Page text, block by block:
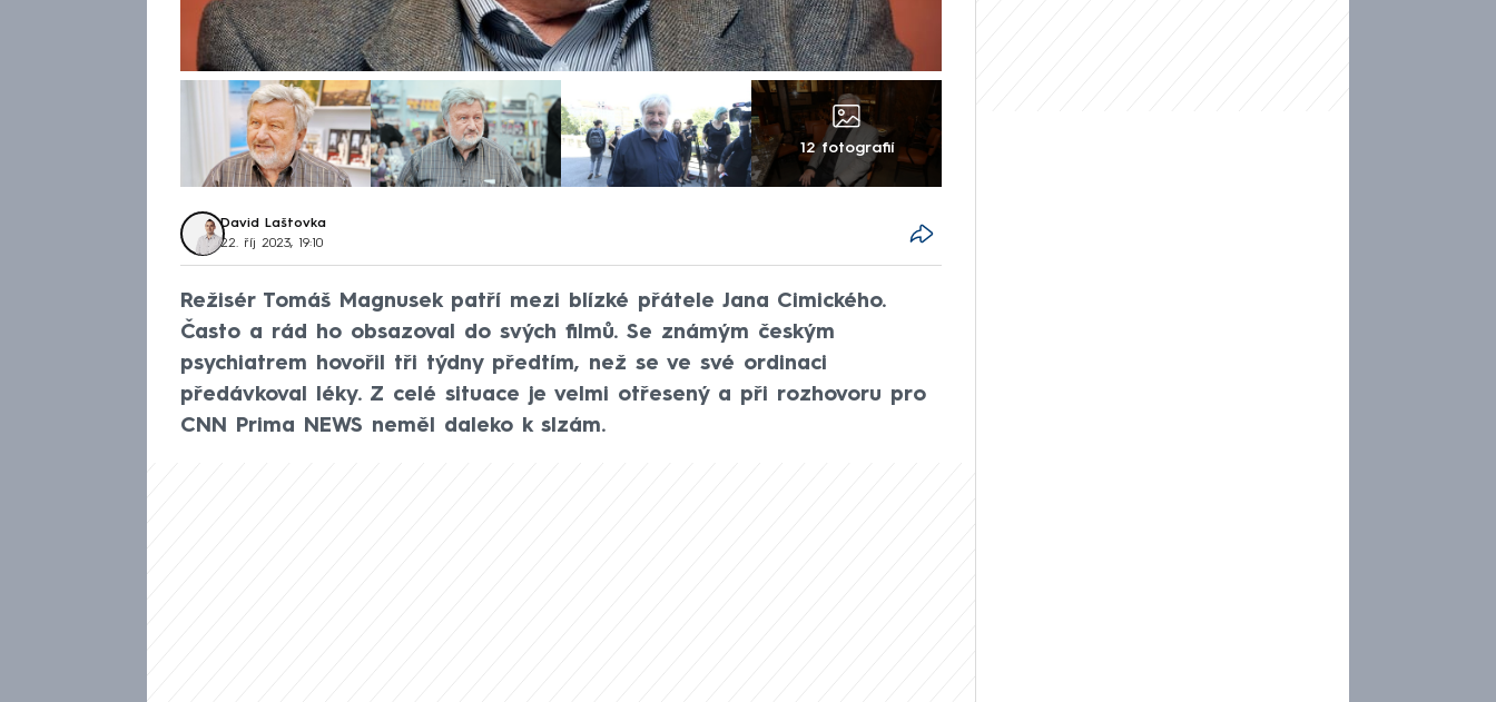
12 fotografií
David Laštovka
22. říj 2023, 19:10
Režisér Tomáš Magnusek patří mezi blízké přátele Jana Cimického.
Často a rád ho obsazoval do svých filmů. Se známým českým
psychiatrem hovořil tři týdny předtím, než se ve své ordinaci
předávkoval léky. Z celé situace je velmi otřesený a při rozhovoru pro
CNN Prima NEWS neměl daleko k slzám.